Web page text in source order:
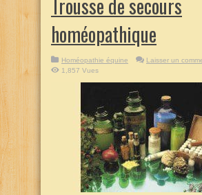
Trousse de secours
homéopathique
Homéopathie équine
Laisser un
1,857 Vues